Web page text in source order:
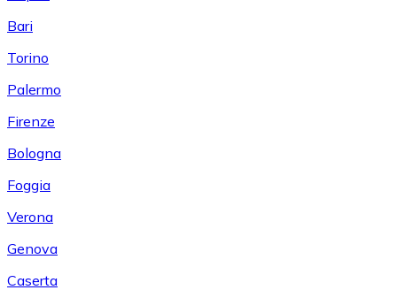
Bari
Torino
Palermo
Firenze
Bologna
Foggia
Verona
Genova
Caserta